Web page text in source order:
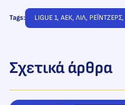
Tags: LIGUE 1, ΑΕΚ, ΛΙΛ, ΡΕΪΝΤΖΕΡΣ,
Σχετικά άρθρα